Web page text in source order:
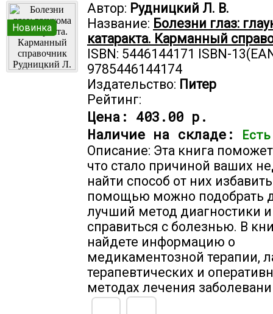
Новинка
Автор: Рудницкий Л. В.
Название: Болезни глаз:
катаракта. Карманный
ISBN: 5446144171 ISBN-
9785446144174
Издательство: Питер
Рейтинг:
Цена: 403.00 р.
Наличие на складе:
Описание: Эта книга
что стало причиной ваших
найти способ от них
помощью можно подобрать
лучший метод диагностики
справиться с болезнью. В
найдете информацию о
медикаментозной терапии,
терапевтических и
методах лечения